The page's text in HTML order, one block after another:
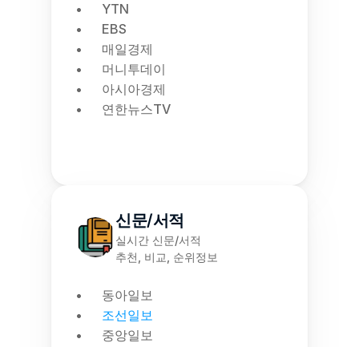
YTN
EBS
매일경제
머니투데이
아시아경제
연한뉴스TV
신문/서적
실시간 신문/서적
추천, 비교, 순위정보
동아일보
조선일보
중앙일보